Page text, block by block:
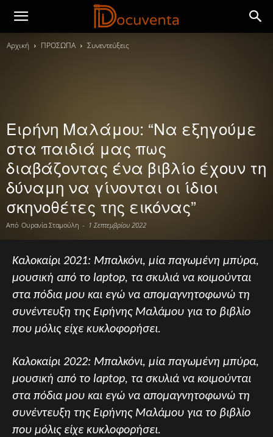
Αρχική ΠΡΟΣΩΠΑ Συνεντεύξεις
Ειρήνη Μαλάμου: “Να εξηγούμε
στα παιδιά μας πως
διαβάζοντας ένα βιβλίο έχουν τη
δύναμη να γίνονται οι ίδιοι
σκηνοθέτες της εικόνας”
Από Ουρανία Σταμούλη - 1 Σεπτεμβρίου 2022
Καλοκαίρι 2021: Μπαλκόνι, μία παγωμένη μπύρα,
μουσική από το laptop, τα σκυλιά να κοιμούνται
στα πόδια μου και εγώ να απομαγνητοφωνώ τη
συνέντευξη της Ειρήνης Μαλάμου για το βιβλίο
που μόλις είχε κυκλοφορήσει.
Καλοκαίρι 2022: Μπαλκόνι, μία παγωμένη μπύρα,
μουσική από το laptop, τα σκυλιά να κοιμούνται
στα πόδια μου και εγώ να απομαγνητοφωνώ τη
συνέντευξη της Ειρήνης Μαλάμου για το βιβλίο
που μόλις είχε κυκλοφορήσει.